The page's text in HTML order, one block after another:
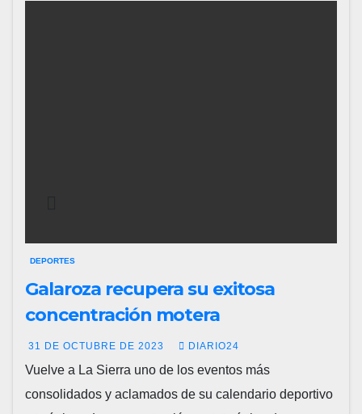
DEPORTES
Galaroza recupera su exitosa
concentración motera
31 DE OCTUBRE DE 2023 DIARIO24
Vuelve a La Sierra uno de los eventos más
consolidados y aclamados de su calendario deportivo